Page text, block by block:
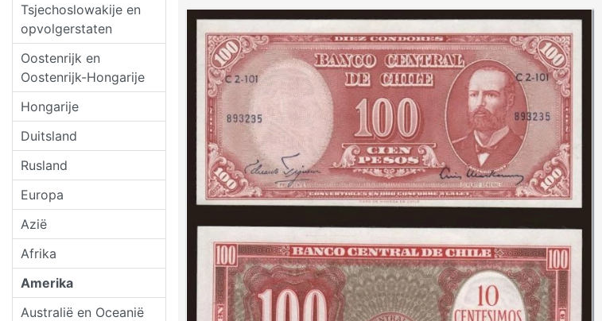
Tsjechoslowakije en
opvolgerstaten
Oostenrijk en
Oostenrijk-Hongarije
Hongarije
Duitsland
Rusland
Europa
Azië
Afrika
Amerika
Australië en Oceanië